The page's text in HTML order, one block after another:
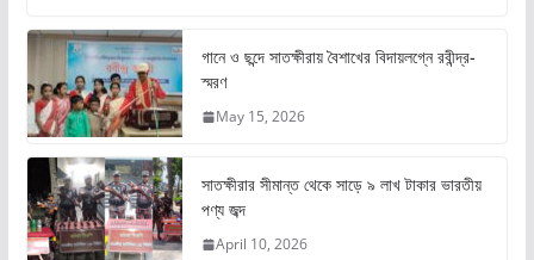
c
e
b
o
o
k
st
o
d
o
n
e
গানে ও ছন্দে সাতক্ষীরায় বৈশাখের বিদায়লগ্নে রবীন্দ্র-
স্মরণ
May 15, 2026
সাতক্ষীরার সীমান্ত থেকে সাড়ে ৯ লাখ টাকার ভারতীয়
পণ্য জব্দ
April 10, 2026